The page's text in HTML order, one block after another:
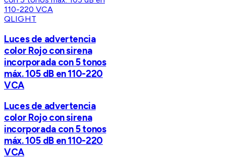
QLIGHT
Luces de advertencia
color Rojo con sirena
incorporada con 5 tonos
máx. 105 dB en 110-220
VCA
Luces de advertencia
color Rojo con sirena
incorporada con 5 tonos
máx. 105 dB en 110-220
VCA